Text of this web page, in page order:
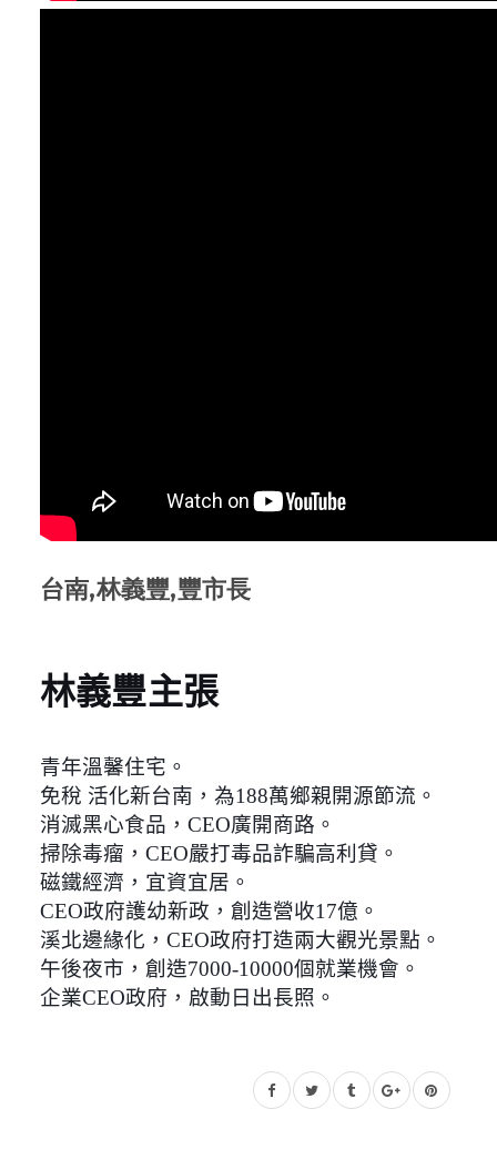
台南,林義豐,豐市長
林義豐主張
青年溫馨住宅。
免稅 活化新台南，為188萬鄉親開源節流。
消滅黑心食品，CEO廣開商路。
掃除毒瘤，CEO嚴打毒品詐騙高利貸。
磁鐵經濟，宜資宜居。
CEO政府護幼新政，創造營收17億。
溪北邊緣化，CEO政府打造兩大觀光景點。
午後夜市，創造7000-10000個就業機會。
企業CEO政府，啟動日出長照。